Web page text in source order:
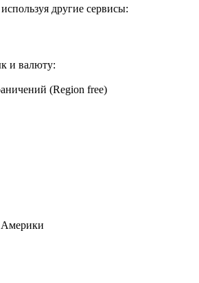
другие сервисы:
и валюту:
(Region free)